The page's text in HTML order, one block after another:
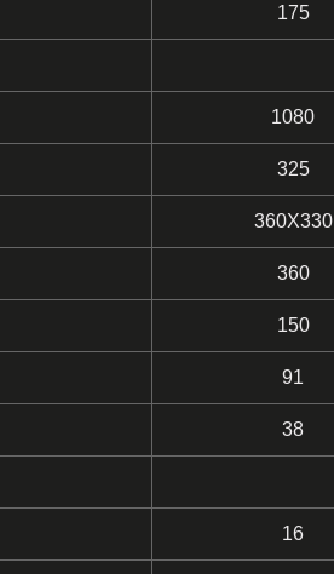
175
1080
325
360X330
360
150
91
38
16